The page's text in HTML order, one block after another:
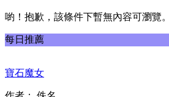
喲！抱歉，該條件下暫無內容可瀏覽
每日推薦
寶石魔女